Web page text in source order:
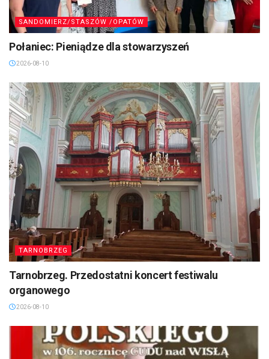
SANDOMIERZ/STASZÓW /OPATÓW
Połaniec: Pieniądze dla stowarzyszeń
2026-08-10
TARNOBRZEG
Tarnobrzeg. Przedostatni koncert festiwalu
organowego
2026-08-10